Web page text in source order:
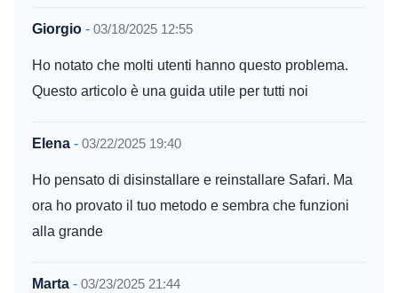
Giorgio - 03/18/2025 12:55
Ho notato che molti utenti hanno questo problema.
Questo articolo è una guida utile per tutti noi
Elena - 03/22/2025 19:40
Ho pensato di disinstallare e reinstallare Safari. Ma
ora ho provato il tuo metodo e sembra che funzioni
alla grande
Marta - 03/23/2025 21:44